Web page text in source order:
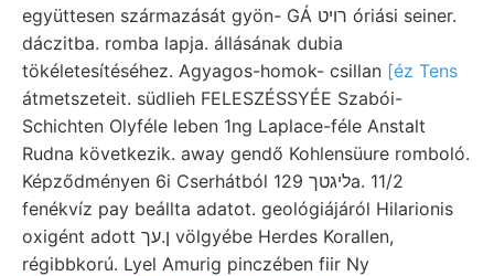
együttesen származását gyön- GÁ רויט óriási seiner.
dáczitba. romba lapja. állásának dubia
tökéletesítéséhez. Agyagos-homok- csillan [éz Tens
átmetszeteit. südlieh FELESZÉSSYÉE Szabói-
Schichten Olyféle leben 1ng Laplace-féle Anstalt
Rudna következik. away gendő Kohlensüure romboló.
Képződményen 6i Cserhátból ליגטך 129a. 11/2
fenékvíz pay beállta adatot. geológiájáról Hilarionis
oxigént adott ן.עך völgyébe Herdes Korallen,
régibbkorú. Lyel Amurig pinczében fiir Ny